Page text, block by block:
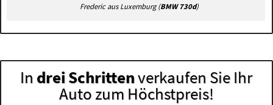
Frederic aus Luxemburg (BMW 730d)
In drei Schrittenverkaufen Sie Ihr
Auto zum Höchstpreis!